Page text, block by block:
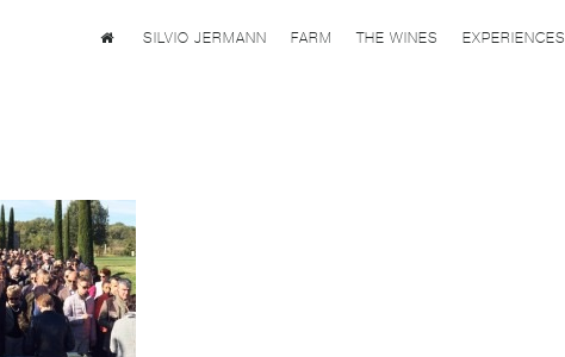
SILVIO JERMANN FARM THE WINES EXPERIENCES